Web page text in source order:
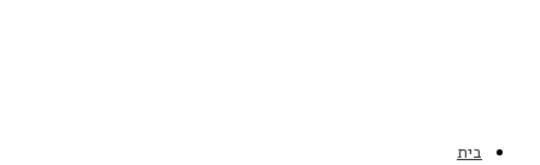
בית